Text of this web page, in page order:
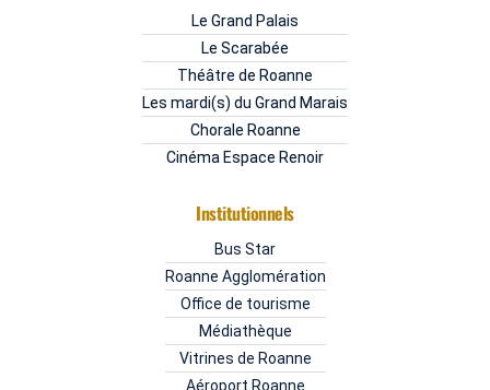
Le Grand Palais
Le Scarabée
Théâtre de Roanne
Les mardi(s) du Grand Marais
Chorale Roanne
Cinéma Espace Renoir
Institutionnels
Bus Star
Roanne Agglomération
Office de tourisme
Médiathèque
Vitrines de Roanne
Aéroport Roanne